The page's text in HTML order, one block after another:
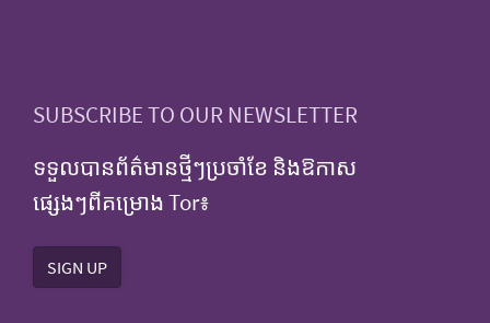
SUBSCRIBE TO OUR NEWSLETTER
ទទួលបានព័ត៌មានថ្មីៗប្រចាំខែ និងឱកាស
ផ្សេងៗពីគម្រោង Tor៖
SIGN UP